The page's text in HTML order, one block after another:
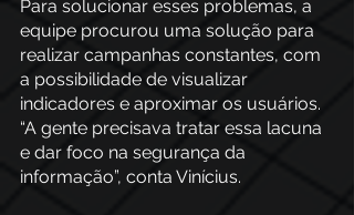
Para solucionar esses problemas, a
equipe procurou uma solução para
realizar campanhas constantes, com
a possibilidade de visualizar
indicadores e aproximar os usuários.
“A gente precisava tratar essa lacuna
e dar foco na segurança da
informação”, conta Vinícius.